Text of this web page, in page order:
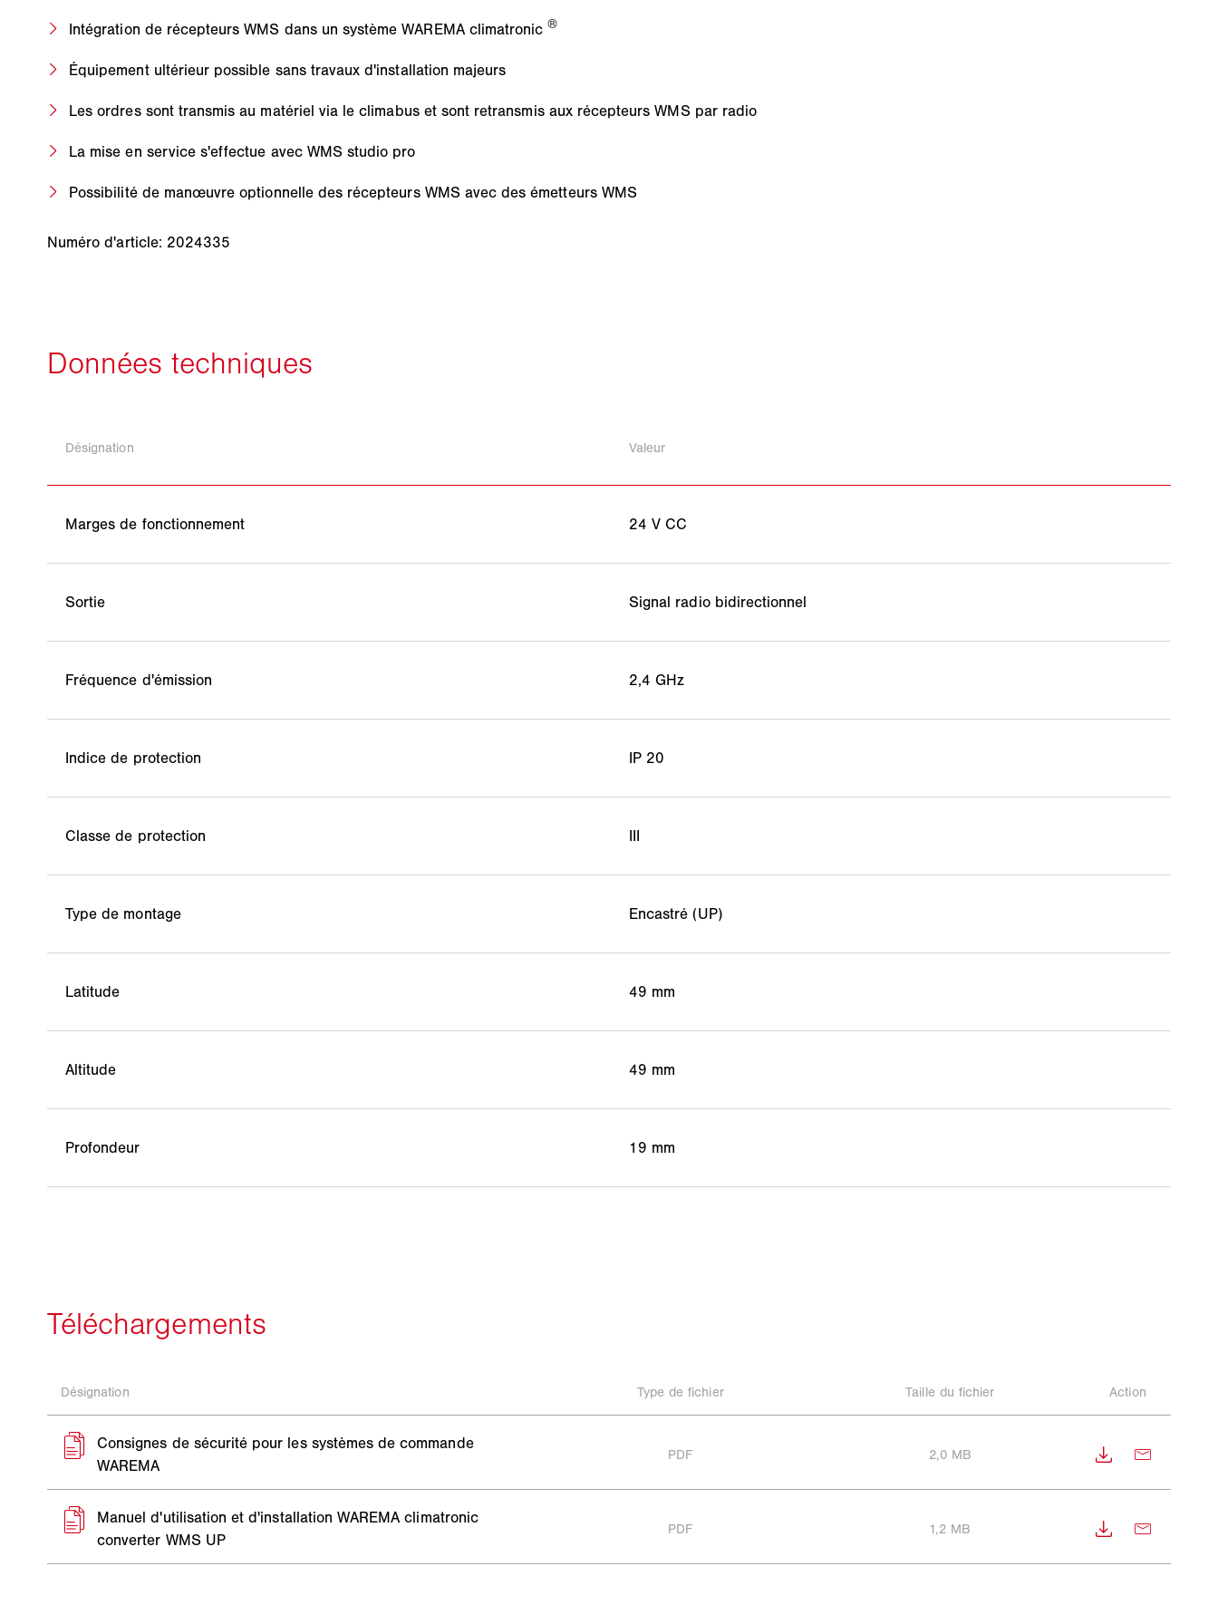
Intégration de récepteurs WMS dans un système WAREMA climatronic®
Équipement ultérieur possible sans travaux d'installation majeurs
Les ordres sont transmis au matériel via le climabus et sont retransmis aux récepteurs WMS par radio
La mise en service s'effectue avec WMS studio pro
Possibilité de manœuvre optionnelle des récepteurs WMS avec des émetteurs WMS
Numéro d'article: 2024335
Désignation Valeur
Marges de fonctionnement 24 V CC
Sortie Signal radio bidirectionnel
Fréquence d'émission 2,4 GHz
Indice de protection IP 20
Classe de protection III
Type de montage Encastré (UP)
Latitude 49 mm
Altitude 49 mm
Profondeur 19 mm